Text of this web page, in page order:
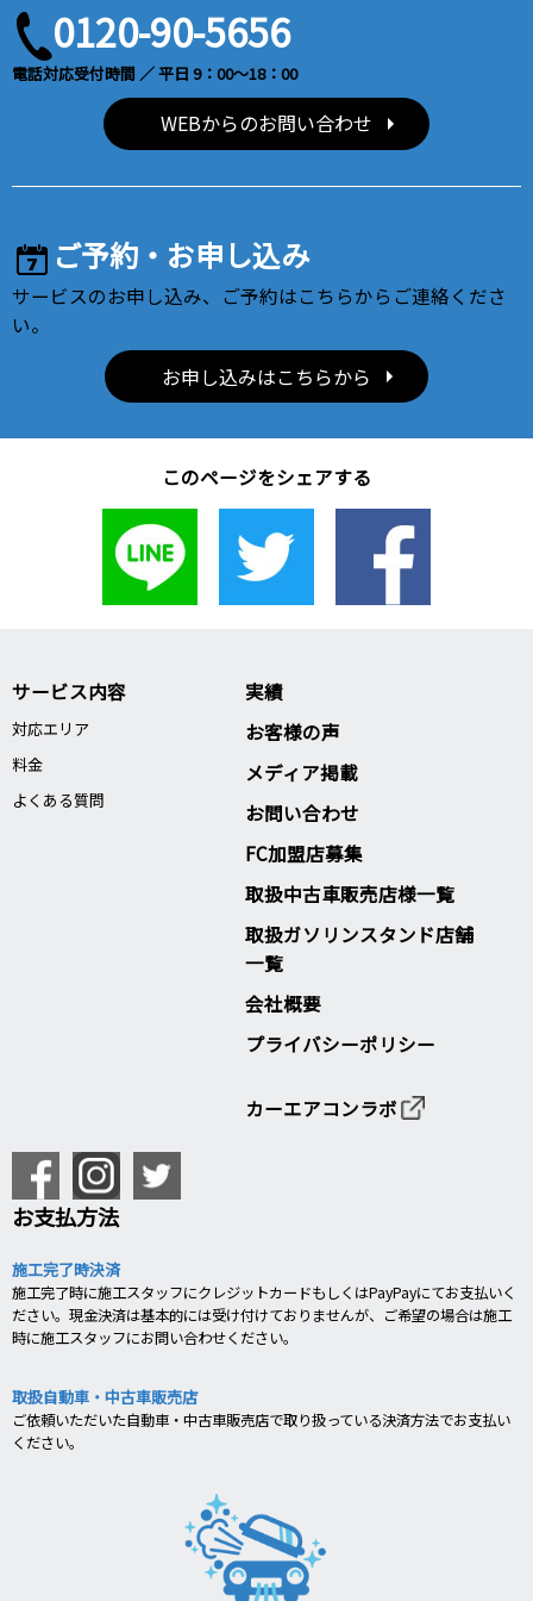
0120-90-5656
電話対応受付時間 ／ 平日 9：00～18：00
WEBからのお問い合わせ
ご予約・お申し込み
サービスのお申し込み、ご予約はこちらからご連絡くださ
い。
お申し込みはこちらから
このページをシェアする
サービス内容
対応エリア
料金
よくある質問
実績
お客様の声
メディア掲載
お問い合わせ
FC加盟店募集
取扱中古車販売店様一覧
取扱ガソリンスタンド店舗
一覧
会社概要
プライバシーポリシー
カーエアコンラボ
お支払方法
施工完了時決済
施工完了時に施工スタッフにクレジットカードもしくはPayPayにてお支払いく
ださい。現金決済は基本的には受け付けておりませんが、ご希望の場合は施工
時に施工スタッフにお問い合わせください。
取扱自動車・中古車販売店
ご依頼いただいた自動車・中古車販売店で取り扱っている決済方法でお支払い
ください。